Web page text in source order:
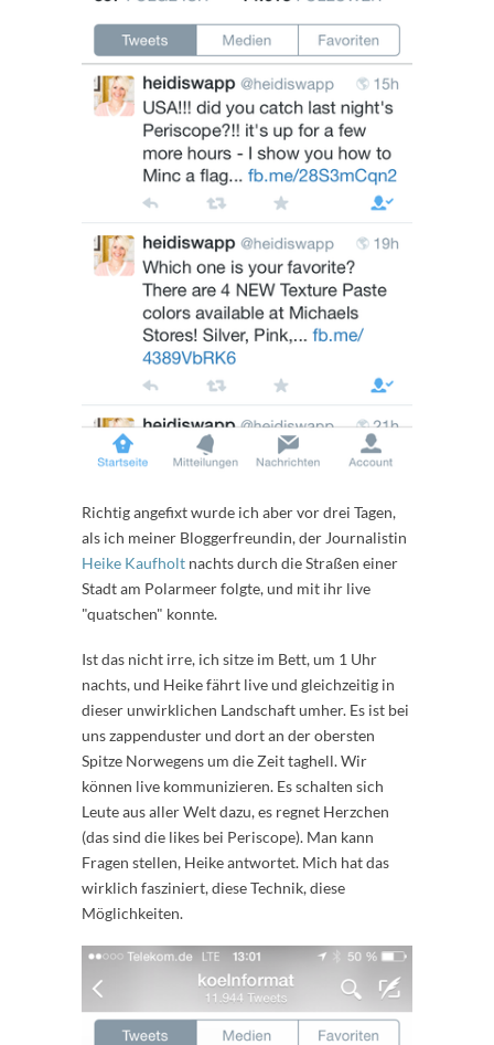
Richtig angefixt wurde ich aber vor drei Tagen,
als ich meiner Bloggerfreundin, der Journalistin
Heike Kaufholt nachts durch die Straßen einer
Stadt am Polarmeer folgte, und mit ihr live
"quatschen" konnte.
Ist das nicht irre, ich sitze im Bett, um 1 Uhr
nachts, und Heike fährt live und gleichzeitig in
dieser unwirklichen Landschaft umher. Es ist bei
uns zappenduster und dort an der obersten
Spitze Norwegens um die Zeit taghell. Wir
können live kommunizieren. Es schalten sich
Leute aus aller Welt dazu, es regnet Herzchen
(das sind die likes bei Periscope). Man kann
Fragen stellen, Heike antwortet. Mich hat das
wirklich fasziniert, diese Technik, diese
Möglichkeiten.